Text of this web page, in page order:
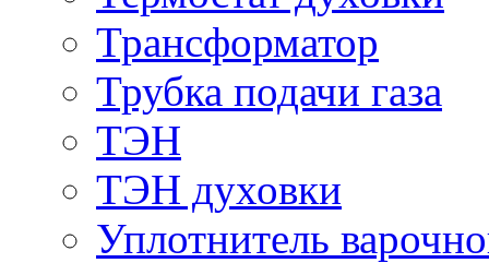
Трансформатор
Трубка подачи газа
ТЭН
ТЭН духовки
Уплотнитель